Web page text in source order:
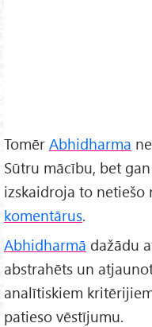
Tomēr Abhidharma
Sūtru mācību, bet
izskaidroja to
komentārus.
Abhidharmā dažādu
abstrahēts un
analītiskiem
patieso vēstījumu.